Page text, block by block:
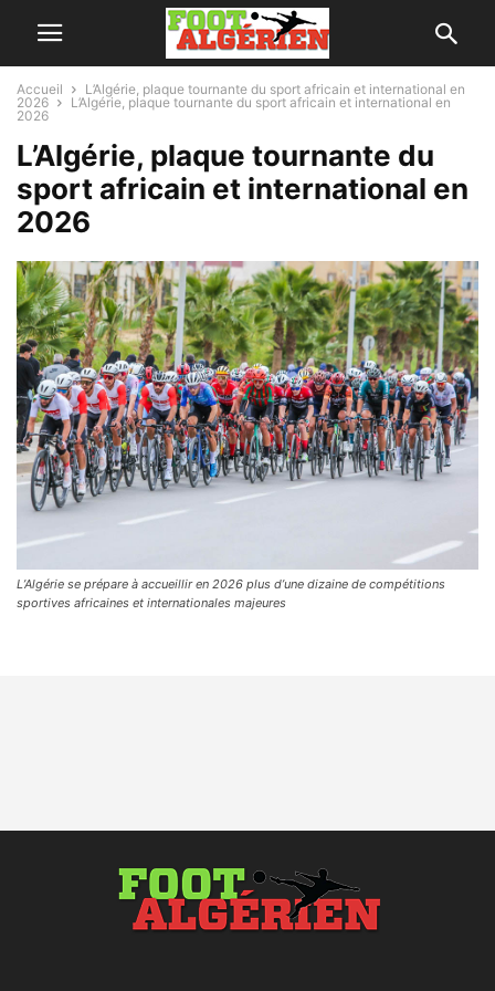
Accueil
L’Algérie, plaque tournante du sport africain et international en
2026
L’Algérie, plaque tournante du sport africain et international en
2026
L’Algérie, plaque tournante du
sport africain et international en
2026
L’Algérie se prépare à accueillir en 2026 plus d’une dizaine de compétitions
sportives africaines et internationales majeures